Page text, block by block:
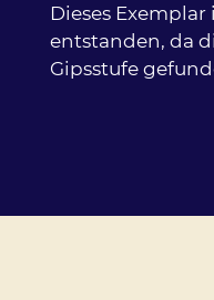
Dieses
entstanden, da
Gipsstufe